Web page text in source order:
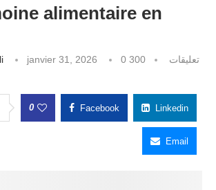
alimentaire en
janvier 31, 2026 0 تعليقات
300
0 Facebook Linkedin
Email